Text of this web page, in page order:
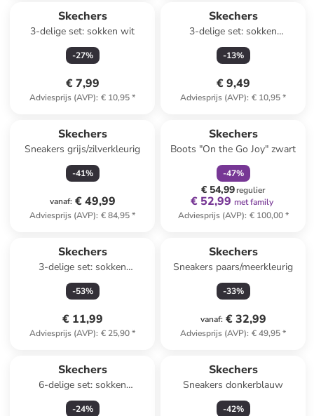
Skechers
3-delige set: sokken wit
-27%
€ 7,99
Adviesprijs (AVP): € 10,95*
Skechers
3-delige set: sokken
wit/zwart/grijs
-13%
€ 9,49
Adviesprijs (AVP): € 10,95*
Skechers
Sneakers grijs/zilverkleurig
-41%
vanaf: € 49,99
Adviesprijs (AVP): € 84,95*
Skechers
Boots "On the Go Joy" zwart
-47%
€ 54,99regulier
€ 52,99 met family
Adviesprijs (AVP): € 100,00*
Skechers
3-delige set: sokken
wit/zwart/grijs
-53%
€ 11,99
Adviesprijs (AVP): € 25,90*
Skechers
Sneakers paars/meerkleurig
-33%
vanaf: € 32,99
Adviesprijs (AVP): € 49,95*
Skechers
6-delige set: sokken
meerkleurig
-24%
Skechers
Sneakers donkerblauw
-42%